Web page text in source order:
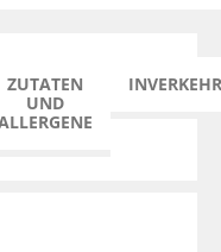
ZUTATEN
UND